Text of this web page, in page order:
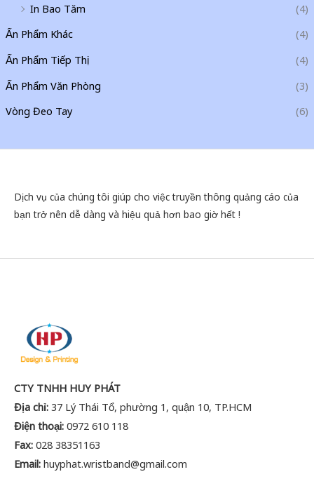
In Bao Tăm
(4)
Ấn Phẩm Khác
(4)
Ấn Phẩm Tiếp Thị
(4)
Ấn Phẩm Văn Phòng
(3)
Vòng Đeo Tay
(6)
Dịch vụ của chúng tôi giúp cho việc truyền thông quảng cáo của
bạn trở nên dễ dàng và hiệu quả hơn bao giờ hết !
CTY TNHH HUY PHÁT
Địa chỉ: 37 Lý Thái Tổ, phường 1, quận 10, TP.HCM
Điện thoại: 0972 610 118
Fax: 028 38351163
Email: huyphat.wristband@gmail.com